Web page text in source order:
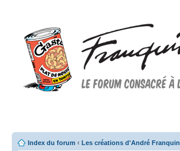
Index du forum ‹ Les créations d'André Franquin